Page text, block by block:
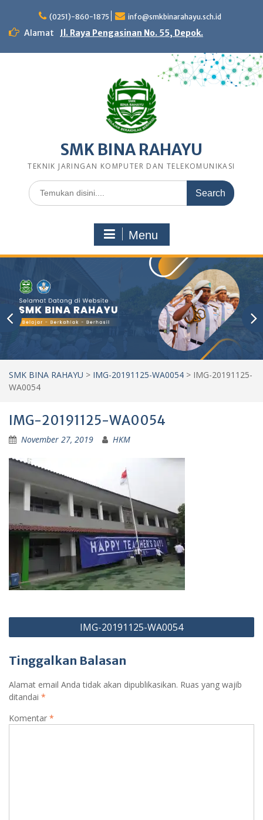
content
(0251)-860-1875 info@smkbinarahayu.sch.id
Alamat Jl. Raya Pengasinan No. 55, Depok.
SMK BINA RAHAYU
TEKNIK JARINGAN KOMPUTER DAN TELEKOMUNIKASI
Search
for:
Menu
SMK BINA RAHAYU > IMG-20191125-WA0054 > IMG-20191125-
WA0054
IMG-20191125-WA0054
November 27, 2019 HKM
Navigasi
pos
IMG-20191125-WA0054
Tinggalkan Balasan
Alamat email Anda tidak akan dipublikasikan. Ruas yang wajib
ditandai *
Komentar *